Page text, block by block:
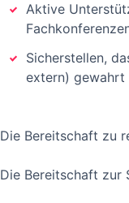
Aktive
Sicherstellen,
extern) gewahrt
Die Bereitschaft zu
Die Bereitschaft zur